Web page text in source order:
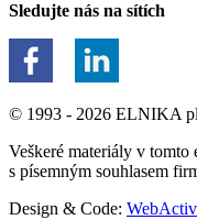
Sledujte nás na sítích
© 1993 - 2026 ELNIKA
Veškeré materiály v
s písemným souhlasem
Design & Code: